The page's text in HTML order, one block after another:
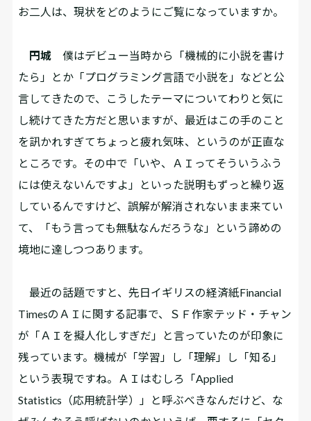
お二人は、現状をどのようにご覧になっていますか。
円城 僕はデビュー当時から「機械的に小説を書け
たら」とか「プログラミング言語で小説を」などと公
言してきたので、こうしたテーマについてわりと気に
し続けてきた方だと思いますが、最近はこの手のこと
を訊かれすぎてちょっと疲れ気味、というのが正直な
ところです。その中で「いや、ＡＩってそういうふう
には使えないんですよ」といった説明もずっと繰り返
しているんですけど、誤解が解消されないまま来てい
て、「もう言っても無駄なんだろうな」という諦めの
境地に達しつつあります。
最近の話題ですと、先日イギリスの経済紙Financial
TimesのＡＩに関する記事で、ＳＦ作家テッド・チャン
が「ＡＩを擬人化しすぎだ」と言っていたのが印象に
残っています。機械が「学習」し「理解」し「知る」
という表現ですね。ＡＩはむしろ「Applied
Statistics（応用統計学）」と呼ぶべきなんだけど、な